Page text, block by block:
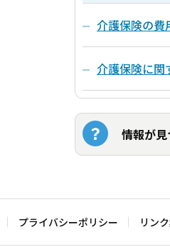
介護保険の費
介護保険に関
情報が
プライバシーポリシー リン